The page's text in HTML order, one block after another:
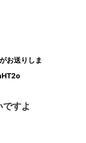
お送りしま
すよ